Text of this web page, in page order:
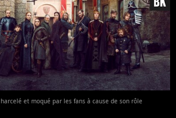
et moqué par les fans à cause de son rôle